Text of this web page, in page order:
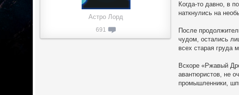
Когда-то давно, в
наткнулись на
После
чудом, остались
всех старая груда
Вскоре «Ржавый
авантюристов, не
промышленники,
Астро Лорд
691